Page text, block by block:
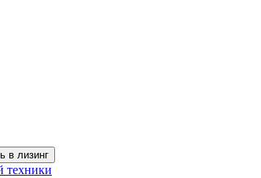
в лизинг
техники